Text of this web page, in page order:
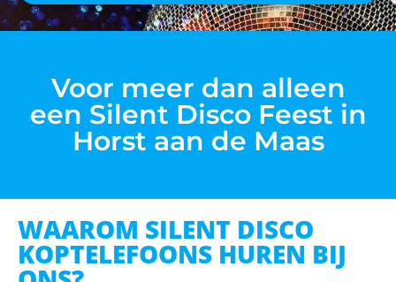
Voor meer dan alleen
een Silent Disco Feest in
Horst aan de Maas
WAAROM SILENT DISCO
KOPTELEFOONS HUREN BIJ